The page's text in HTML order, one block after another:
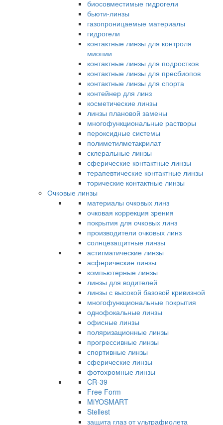
биосовместимые гидрогели
бьюти-линзы
газопроницаемые материалы
гидрогели
контактные линзы для контроля
миопии
контактные линзы для подростков
контактные линзы для пресбиопов
контактные линзы для спорта
контейнер для линз
косметические линзы
линзы плановой замены
многофункциональные растворы
пероксидные системы
полиметилметакрилат
склеральные линзы
сферические контактные линзы
терапевтические контактные линзы
торические контактные линзы
Очковые линзы
материалы очковых линз
очковая коррекция зрения
покрытия для очковых линз
производители очковых линз
солнцезащитные линзы
астигматические линзы
асферические линзы
компьютерные линзы
линзы для водителей
линзы с высокой базовой кривизной
многофункциональные покрытия
однофокальные линзы
офисные линзы
поляризационные линзы
прогрессивные линзы
спортивные линзы
сферические линзы
фотохромные линзы
CR-39
Free Form
MiYOSMART
Stellest
защита глаз от ультрафиолета